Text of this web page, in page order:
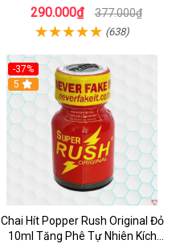
290.000₫ 377.000₫
(638)
-37%
5
Chai Hít Popper Rush Original Đỏ
10ml Tăng Phê Tự Nhiên Kích